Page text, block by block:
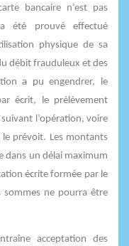
bancaire n’est pas
été prouvé effectué
physique de sa
débit frauduleux et des
a pu engendrer, le
écrit, le prélèvement
l’opération, voire
prévoit. Les montants
dans un délai maximum
écrite formée par le
ne pourra être
acceptation des